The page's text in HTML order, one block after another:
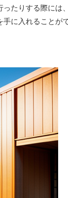
たりする際には
に入れることが